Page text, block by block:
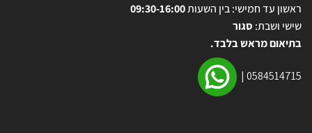
ראשון עד חמישי: בין השעות09:30-16:00
שישי ושבת: סגור
בתיאום מראש בלבד.
0584514715
|